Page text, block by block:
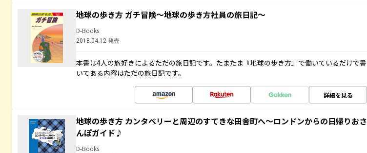
地球の歩き方 ガチ冒険～地球の歩き方社員の旅日記～
D-Books
2018.04.12 発売
本書は4人の旅好きによるただの旅日記です。たまたま『地球の歩き方』で働いているだけで書
いてある内容はただの旅日記です。
詳細を見る
地球の歩き方 カンタベリーと周辺のすてきな田舎町へ～ロンドンからの日帰りおさ
んぽガイド♪
D-Books